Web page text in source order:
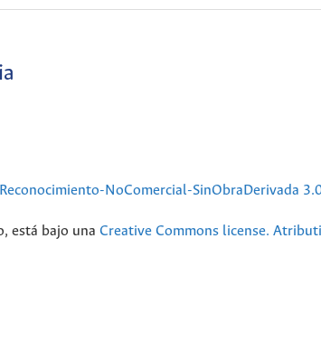
NoComercial-SinObraDerivada
está bajo una Creative Commons license.